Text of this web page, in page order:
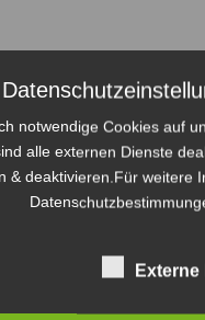
PARTNER
notwendige Cookies auf
alle externen Dienste
& deaktivieren.Für weitere
Externe